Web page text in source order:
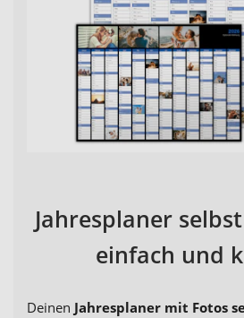
Jahresplaner
einfach und
Deinen Jahresplaner mit Fotos